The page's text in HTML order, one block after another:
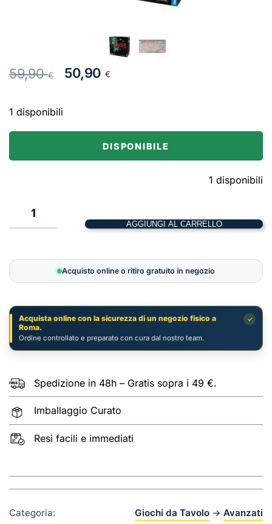
59,90€
Il
prezzo
59,90 €.
50,90 €Il
50,90 €.
1 disponibili
DISPONIBILE
1 disponibili
1
Dracula
AGGIUNGI AL CARRELLO
Acquisto online o ritiro gratuito in negozio
✓
Acquista online con la sicurezza di un negozio fisico a
Roma.
Ordine controllato e preparato con cura dal nostro team.
Spedizione in 48h – Gratis sopra i 49 €.
Imballaggio Curato
Resi facili e immediati
Categoria: Giochi da Tavolo → Avanzati